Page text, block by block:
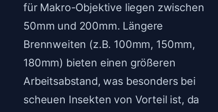
für Makro-Objektive liegen zwischen
50mm und 200mm. Längere
Brennweiten (z.B. 100mm, 150mm,
180mm) bieten einen größeren
Arbeitsabstand, was besonders bei
scheuen Insekten von Vorteil ist, da